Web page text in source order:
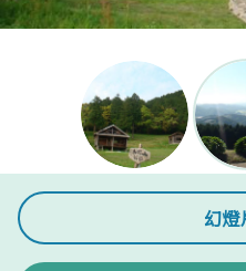
幻燈